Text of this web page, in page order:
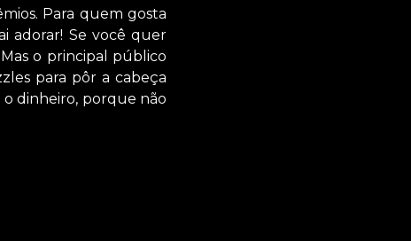
Para quem gosta
adorar! Se você quer
o principal público
para pôr a cabeça
dinheiro, porque não